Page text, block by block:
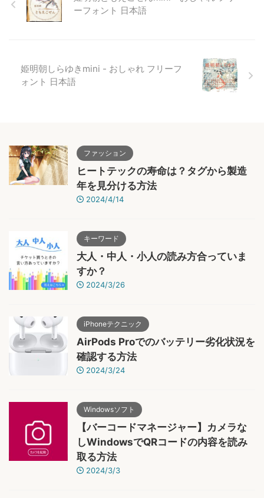
ーフォント 日本語
姫明朝しらゆきmini - おしゃれ フリーフ
ォント 日本語
ファッション
ヒートテックの寿命は？タグから製造
年を見分ける方法
2024/4/14
キーワード
大人・中人・小人の読み方合っていま
すか？
2024/3/26
iPhoneテクニック
AirPods Proでのバッテリー劣化状況を
確認する方法
2024/3/24
Windowsソフト
【バーコードマネージャー】カメラな
しWindowsでQRコードの内容を読み
取る方法
2024/3/3